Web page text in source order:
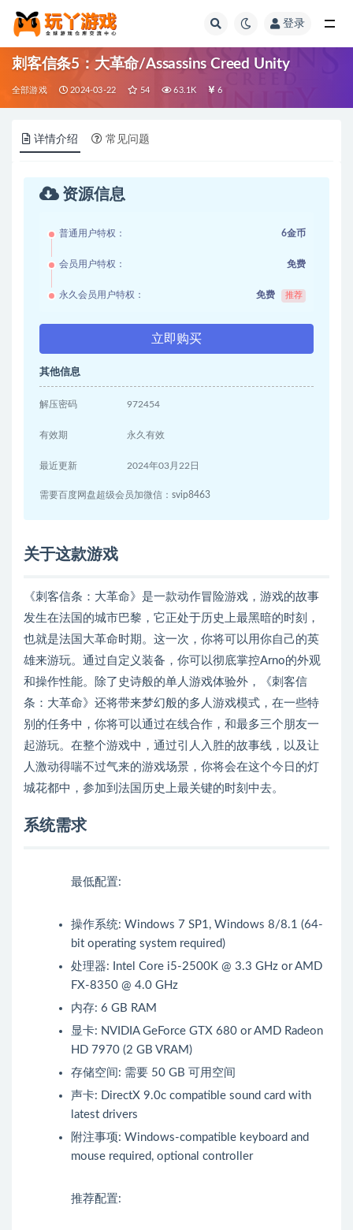
登录
刺客信条5：大革命/Assassins Creed Unity
全部游戏 2024-03-22 54 63.1K 6
详情介绍 常见问题
资源信息
普通用户特权： 6金币
会员用户特权： 免费
永久会员用户特权： 免费 推荐
立即购买
其他信息
解压密码 972454
有效期 永久有效
最近更新 2024年03月22日
需要百度网盘超级会员加微信：svip8463
关于这款游戏
《刺客信条：大革命》是一款动作冒险游戏，游戏的故事
发生在法国的城市巴黎，它正处于历史上最黑暗的时刻，
也就是法国大革命时期。这一次，你将可以用你自己的英
雄来游玩。通过自定义装备，你可以彻底掌控Arno的外观
和操作性能。除了史诗般的单人游戏体验外，《刺客信
条：大革命》还将带来梦幻般的多人游戏模式，在一些特
别的任务中，你将可以通过在线合作，和最多三个朋友一
起游玩。在整个游戏中，通过引人入胜的故事线，以及让
人激动得喘不过气来的游戏场景，你将会在这个今日的灯
城花都中，参加到法国历史上最关键的时刻中去。
系统需求
最低配置:
操作系统: Windows 7 SP1, Windows 8/8.1 (64-
bit operating system required)
处理器: Intel Core i5-2500K @ 3.3 GHz or AMD
FX-8350 @ 4.0 GHz
内存: 6 GB RAM
显卡: NVIDIA GeForce GTX 680 or AMD Radeon
HD 7970 (2 GB VRAM)
存储空间: 需要 50 GB 可用空间
声卡: DirectX 9.0c compatible sound card with
latest drivers
附注事项: Windows-compatible keyboard and
mouse required, optional controller
推荐配置: